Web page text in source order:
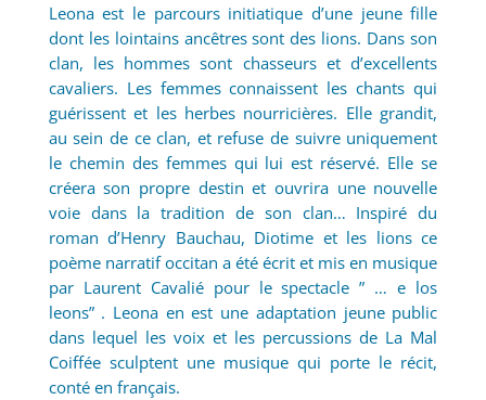
Leona est le parcours initiatique d’une jeune fille
dont les lointains ancêtres sont des lions. Dans son
clan, les hommes sont chasseurs et d’excellents
cavaliers. Les femmes connaissent les chants qui
guérissent et les herbes nourricières. Elle grandit,
au sein de ce clan, et refuse de suivre uniquement
le chemin des femmes qui lui est réservé. Elle se
créera son propre destin et ouvrira une nouvelle
voie dans la tradition de son clan… Inspiré du
roman d’Henry Bauchau, Diotime et les lions ce
poème narratif occitan a été écrit et mis en musique
par Laurent Cavalié pour le spectacle ” … e los
leons” . Leona en est une adaptation jeune public
dans lequel les voix et les percussions de La Mal
Coiffée sculptent une musique qui porte le récit,
conté en français.